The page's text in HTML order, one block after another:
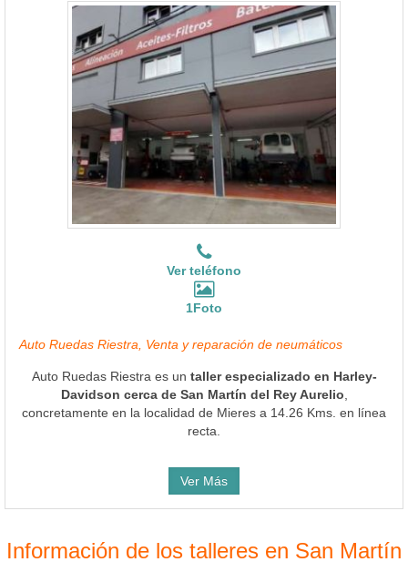
Ver teléfono
1Foto
Auto Ruedas Riestra, Venta y reparación de neumáticos
Auto Ruedas Riestra es un taller especializado en Harley-
Davidson cerca de San Martín del Rey Aurelio
concretamente en la localidad de Mieres a 14.26 Kms. en línea
recta.
Ver Más
Información de los talleres en San Martín